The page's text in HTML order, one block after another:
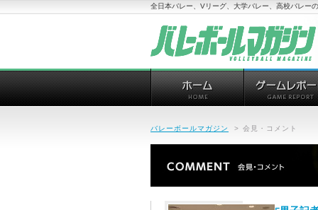
全日本バレー、Vリーグ、大学バレー、高校バレー
バレーボールマガジン > 会見・コメント